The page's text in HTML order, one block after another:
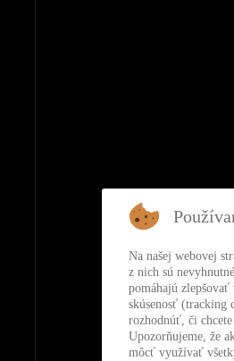
Na našej webovej
z nich sú
pomáhajú
skúsenosť (tracking
rozhodnúť, či
Upozorňujeme, že
môcť využívať